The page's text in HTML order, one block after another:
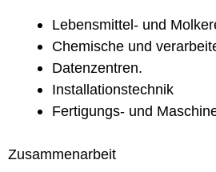
Lebensmittel- und
Chemische und
Datenzentren.
Installationstechnik
Fertigungs- und
Zusammenarbeit